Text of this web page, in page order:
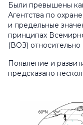
Были превышены
Агентства по
и предельные
принципах
(ВОЗ) относительно
Появление и
предсказано